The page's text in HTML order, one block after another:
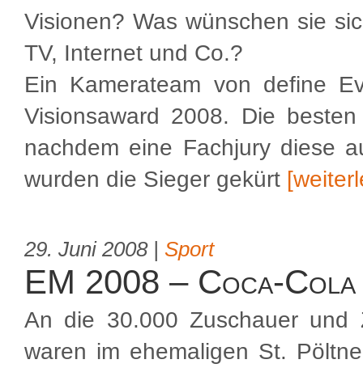
Visionen? Was wünschen sie
TV, Internet und Co.?
Ein Kamerateam von define
Visionsaward 2008. Die
nachdem eine Fachjury diese
wurden die Sieger gekürt
29. Juni 2008 | Sport
EM 2008 – Coca-Cola
An die 30.000 Zuschauer und
waren im ehemaligen St.